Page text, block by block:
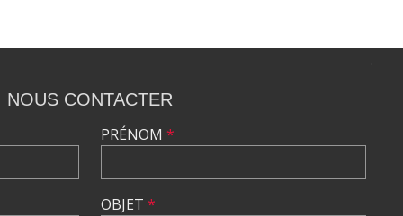
NOUS CONTACTER
PRÉNOM *
OBJET *